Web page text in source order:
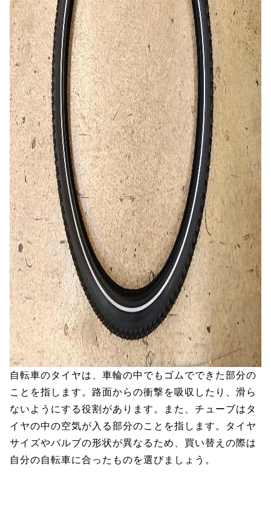
自転車のタイヤは、車輪の中でもゴムでできた部分の
ことを指します。路面からの衝撃を吸収したり、滑ら
ないようにする役割があります。また、チューブはタ
イヤの中の空気が入る部分のことを指します。タイヤ
サイズやバルブの形状が異なるため、買い替えの際は
自分の自転車に合ったものを選びましょう。